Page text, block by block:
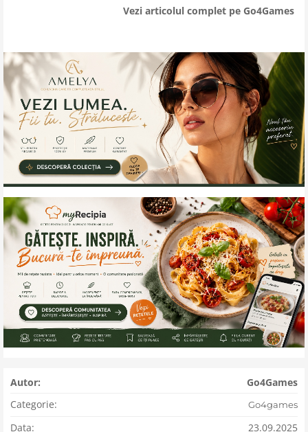
Vezi articolul complet pe Go4Games
Autor:
Go4Games
Categorie:
Go4games
Data:
23.09.2025